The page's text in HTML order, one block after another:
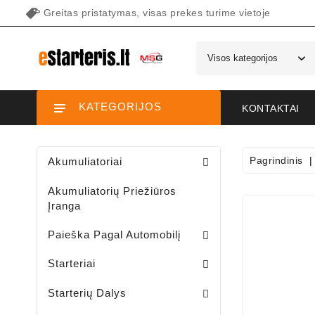
Greitas pristatymas, visas prekes turime vietoje
KONTAKTAI
KATEGORIJOS
Akumuliatoriai
Akumuliatorių Priežiūros
Įranga
Paieška Pagal Automobilį
Starteriai
Starterių Dalys
Pagrindinis